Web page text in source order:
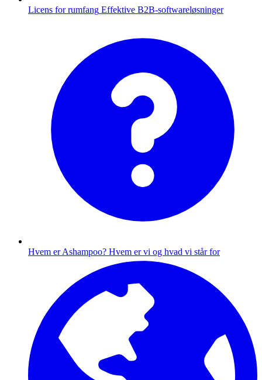
Licens for rumfang Effektive B2B-softwareløsninger
Hvem er Ashampoo? Hvem er vi og hvad vi står for